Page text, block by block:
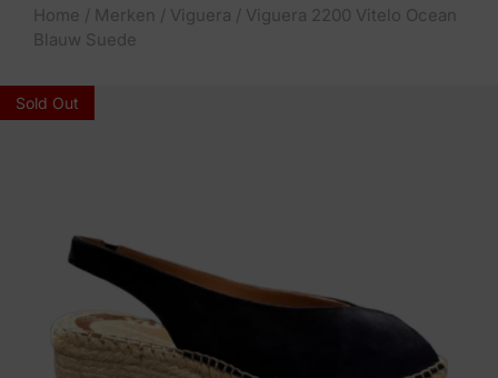
Home / Merken / Viguera / Viguera 2200 Vitelo Ocean
Blauw Suede
Sold Out